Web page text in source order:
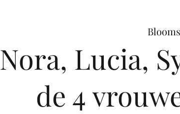
Nora, Lucia,
de 4